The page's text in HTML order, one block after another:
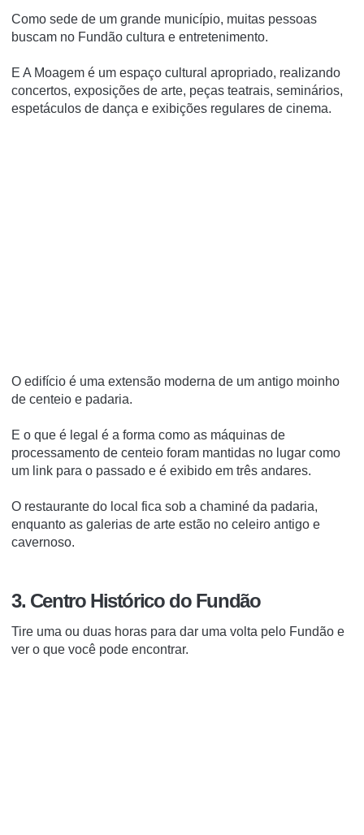
Como sede de um grande município, muitas pessoas
buscam no Fundão cultura e entretenimento.
E A Moagem é um espaço cultural apropriado, realizando
concertos, exposições de arte, peças teatrais, seminários,
espetáculos de dança e exibições regulares de cinema.
O edifício é uma extensão moderna de um antigo moinho
de centeio e padaria.
E o que é legal é a forma como as máquinas de
processamento de centeio foram mantidas no lugar como
um link para o passado e é exibido em três andares.
O restaurante do local fica sob a chaminé da padaria,
enquanto as galerias de arte estão no celeiro antigo e
cavernoso.
3. Centro Histórico do Fundão
Tire uma ou duas horas para dar uma volta pelo Fundão e
ver o que você pode encontrar.